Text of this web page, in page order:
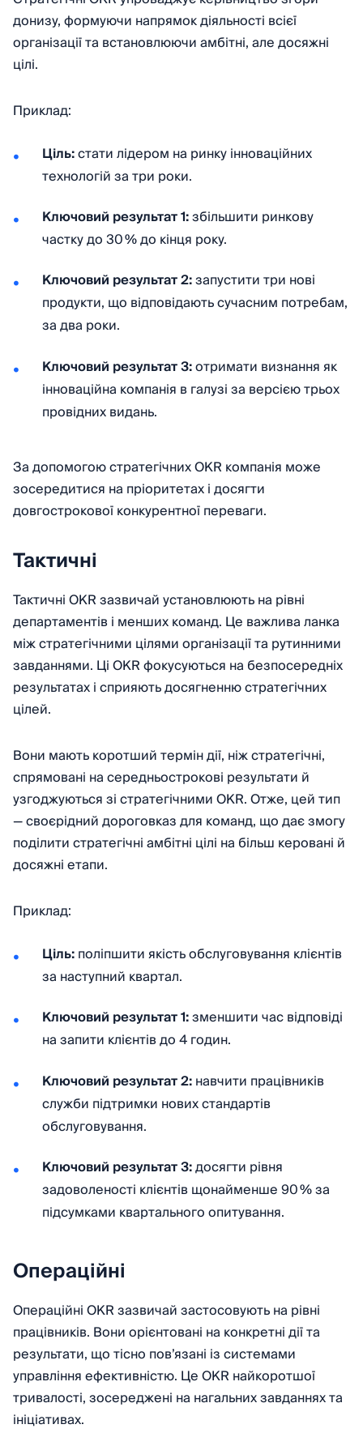
донизу, формуючи напрямок діяльності всієї
організації та встановлюючи амбітні, але досяжні
цілі.
Приклад:
Ціль:стати лідером на ринку інноваційних
технологій за три роки.
Ключовий результат 1:збільшити ринкову
частку до 30 % до кінця року.
Ключовий результат 2:запустити три нові
продукти, що відповідають сучасним потребам,
за два роки.
Ключовий результат 3:отримати визнання як
інноваційна компанія в галузі за версією трьох
провідних видань.
За допомогою стратегічних OKR компанія може
зосередитися на пріоритетах і досягти
довгострокової конкурентної переваги.
Тактичні
Тактичні OKR зазвичай установлюють на рівні
департаментів і менших команд. Це важлива ланка
між стратегічними цілями організації та рутинними
завданнями. Ці OKR фокусуються на безпосередніх
результатах і сприяють досягненню стратегічних
цілей.
Вони мають коротший термін дії, ніж стратегічні,
спрямовані на середньострокові результати й
узгоджуються зі стратегічними OKR. Отже, цей тип
— своєрідний дороговказ для команд, що дає змогу
поділити стратегічні амбітні цілі на більш керовані й
досяжні етапи.
Приклад:
Ціль:поліпшити якість обслуговування клієнтів
за наступний квартал.
Ключовий результат 1:зменшити час відповіді
на запити клієнтів до 4 годин.
Ключовий результат 2:навчити працівників
служби підтримки нових стандартів
обслуговування.
Ключовий результат 3:досягти рівня
задоволеності клієнтів щонайменше 90 % за
підсумками квартального опитування.
Операційні
Операційні OKR зазвичай застосовують на рівні
працівників. Вони орієнтовані на конкретні дії та
результати, що тісно пов’язані із системами
управління ефективністю. Це OKR найкоротшої
тривалості, зосереджені на нагальних завданнях та
ініціативах.